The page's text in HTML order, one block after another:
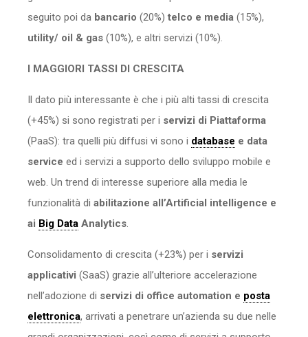
seguito poi da bancario (20%) telco e media (15%),
utility/ oil & gas (10%), e altri servizi (10%).
I MAGGIORI TASSI DI CRESCITA
Il dato più interessante è che i più alti tassi di crescita
(+45%) si sono registrati per i servizi di Piattaforma
(PaaS): tra quelli più diffusi vi sono i database e data
service ed i servizi a supporto dello sviluppo mobile e
web. Un trend di interesse superiore alla media le
funzionalità di abilitazione all’Artificial intelligence e
ai Big Data Analytics.
Consolidamento di crescita (+23%) per i servizi
applicativi (SaaS) grazie all’ulteriore accelerazione
nell’adozione di servizi di office automation e posta
elettronica, arrivati a penetrare un’azienda su due nelle